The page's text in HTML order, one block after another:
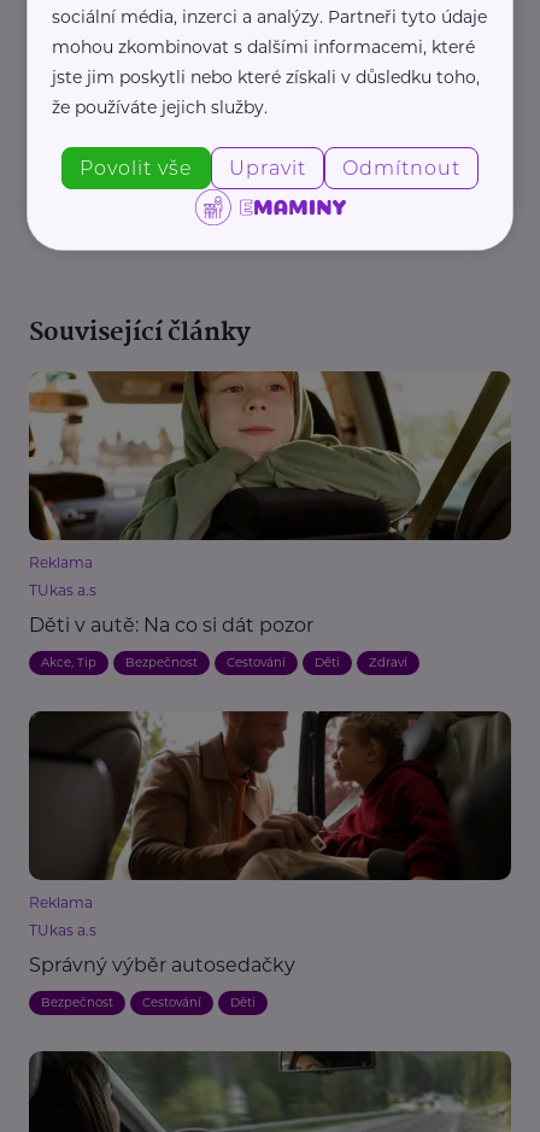
REKLAMA
Související články
Reklama
TUkas a.s
Děti v autě: Na co si dát pozor
Akce, Tip Bezpečnost Cestování Děti Zdraví
Reklama
TUkas a.s
Správný výběr autosedačky
Bezpečnost Cestování Děti
sociální média, inzerci a analýzy. Partneři tyto údaje
mohou zkombinovat s dalšími informacemi, které
jste jim poskytli nebo které získali v důsledku toho,
že používáte jejich služby.
Povolit vše Upravit Odmítnout